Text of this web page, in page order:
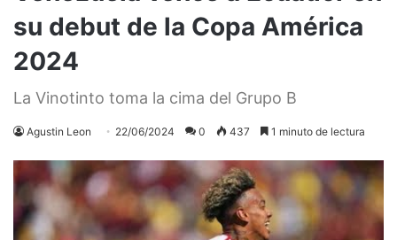
su debut de la Copa América
2024
La Vinotinto toma la cima del Grupo B
Agustin Leon 22/06/2024 0 437 1 minuto de lectura